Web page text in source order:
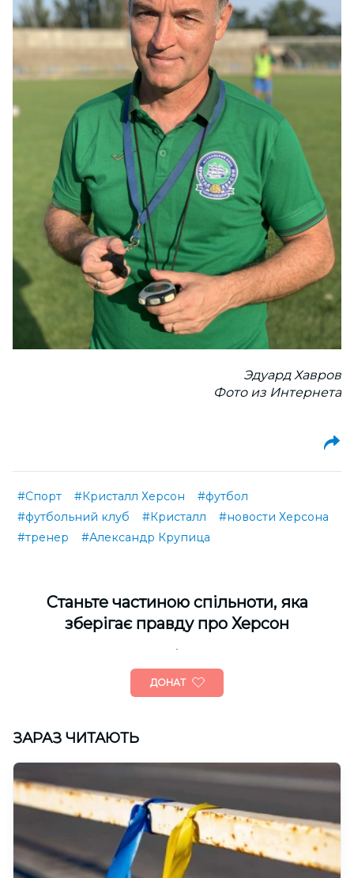
Эдуард Хавров
Фото из Интернета
#Спорт #Кристалл Херсон
#футбол
#футбольний клуб
#Кристалл
#новости Херсона
#тренер
#Александр Крупица
Cтаньте частиною спільноти, яка
зберігає правду про Херсон
ДОНАТ
ЗАРАЗ ЧИТАЮТЬ